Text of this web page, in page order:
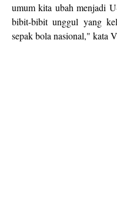
umum kita ubah menjadi
bibit-bibit unggul yang
sepak bola nasional," kata